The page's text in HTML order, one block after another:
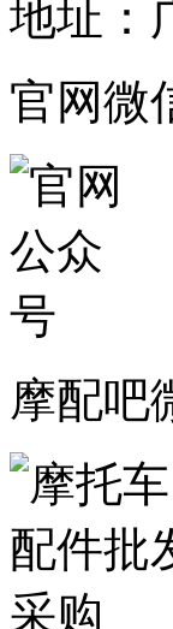
地址：
官网微
摩配吧